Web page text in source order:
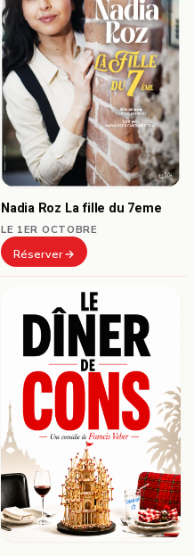
Nadia Roz La fille du 7eme
LE 1ER OCTOBRE
Réserver